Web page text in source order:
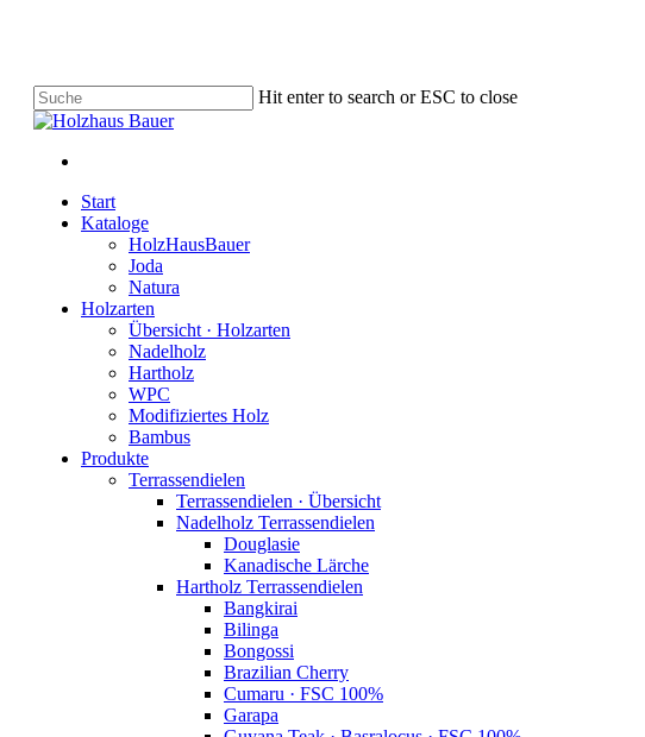
content
Hit enter to search or ESC to close
Close
Menu
Menu
Start
Kataloge
HolzHausBauer
Joda
Natura
Holzarten
Übersicht · Holzarten
Nadelholz
Hartholz
WPC
Modifiziertes Holz
Bambus
Produkte
Terrassendielen
Terrassendielen · Übersicht
Nadelholz Terrassendielen
Douglasie
Kanadische Lärche
Hartholz Terrassendielen
Bangkirai
Bilinga
Bongossi
Brazilian Cherry
Cumaru · FSC 100%
Garapa